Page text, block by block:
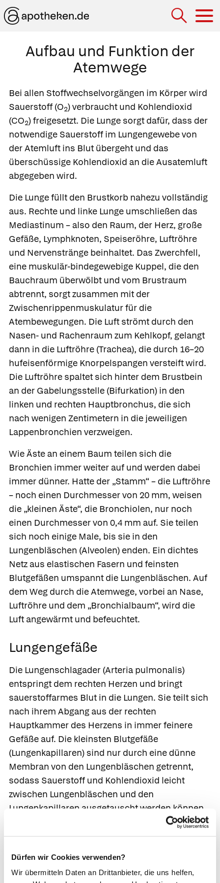
Dürfen wir Cookies verwenden?
Wir übermitteln Daten an Drittanbieter, die uns helfen,
Aufbau und Funktion der
Atemwege
Bei allen Stoffwechselvorgängen im Körper wird
Sauerstoff (O2) verbraucht und Kohlendioxid
(CO2) freigesetzt. Die Lunge sorgt dafür, dass der
notwendige Sauerstoff im Lungengewebe von
der Atemluft ins Blut übergeht und das
überschüssige Kohlendioxid an die Ausatemluft
abgegeben wird.
Die Lungefüllt den Brustkorb nahezu vollständig
aus. Rechte und linke Lunge umschließen das
Mediastinum – also den Raum, der Herz, große
Gefäße, Lymphknoten, Speiseröhre, Luftröhre
und Nervenstränge beinhaltet. Das Zwerchfell,
eine muskulär-bindegewebige Kuppel, die den
Bauchraum überwölbt und vom Brustraum
abtrennt, sorgt zusammen mit der
Zwischenrippenmuskulatur für die
Atembewegungen. Die Luft strömt durch den
Nasen- und Rachenraum zum Kehlkopf, gelangt
dann in die Luftröhre (Trachea), die durch 16–20
hufeisenförmige Knorpelspangen versteift wird.
Die Luftröhre spaltet sich hinter dem Brustbein
an der Gabelungsstelle (Bifurkation) in den
linken und rechten Hauptbronchus, die sich
nach wenigen Zentimetern in die jeweiligen
Lappenbronchien verzweigen.
Wie Äste an einem Baum teilen sich die
Bronchien immer weiter auf und werden dabei
immer dünner. Hatte der „Stamm“ – die Luftröhre
– noch einen Durchmesser von 20 mm, weisen
die „kleinen Äste“, die Bronchiolen, nur noch
einen Durchmesser von 0,4 mm auf. Sie teilen
sich noch einige Male, bis sie in den
Lungenbläschen (Alveolen) enden. Ein dichtes
Netz aus elastischen Fasern und feinsten
Blutgefäßen umspannt die Lungenbläschen. Auf
dem Weg durch die Atemwege, vorbei an Nase,
Luftröhre und dem „Bronchialbaum“, wird die
Luft angewärmt und befeuchtet.
Lungengefäße
Die Lungenschlagader (Arteria pulmonalis)
entspringt dem rechten Herzen und bringt
sauerstoffarmes Blut in die Lungen. Sie teilt sich
nach ihrem Abgang aus der rechten
Hauptkammer des Herzens in immer feinere
Gefäße auf. Die kleinsten Blutgefäße
(Lungenkapillaren) sind nur durch eine dünne
Membran von den Lungenbläschen getrennt,
sodass Sauerstoff und Kohlendioxid leicht
zwischen Lungenbläschen und den
Lungenkapillaren ausgetauscht werden können.
Das mit Sauerstoff angereicherte Blut fließt über
die rechte und linkeLungenvene(Vena
Hauptkammer des Herzens zurück. Von dort wird
das Blut in den Körperkreislauf gepumpt.